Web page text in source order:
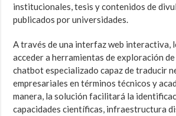
institucionales, tesis y contenidos de
publicados por universidades.
A través de una interfaz web interactiva,
acceder a herramientas de exploración
chatbot especializado capaz de traducir
empresariales en términos técnicos y
manera, la solución facilitará la
capacidades científicas, infraestructura